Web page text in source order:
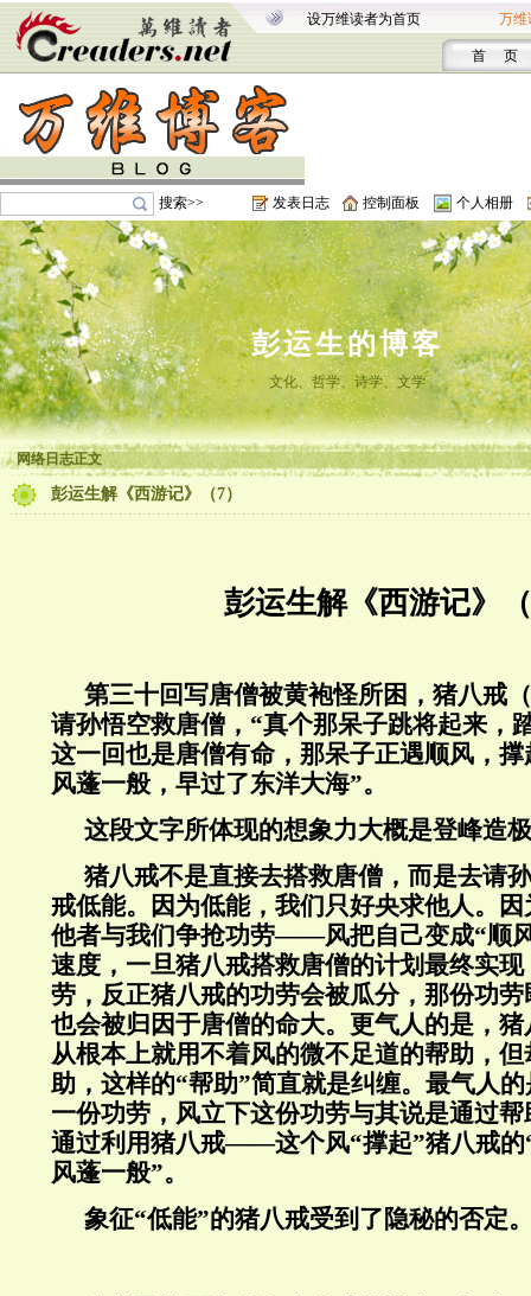
设万维读者为首页 万维
首 页
搜索>> 发表日志 控制面板 个人相册
彭运生的博客
文化、哲学、诗学、文学
网络日志正文
彭运生解《西游记》（7）
彭运生解《西游记》
第三十回写唐僧被黄袍怪所困，猪八戒
请孙悟空救唐僧，“真个那呆子跳将起来，
这一回也是唐僧有命，那呆子正遇顺风，
风蓬一般，早过了东洋大海”。
这段文字所体现的想象力大概是登峰造
猪八戒不是直接去搭救唐僧，而是去请
戒低能。因为低能，我们只好央求他人。
他者与我们争抢功劳——风把自己变成“顺
速度，一旦猪八戒搭救唐僧的计划最终实
劳，反正猪八戒的功劳会被瓜分，那份功
也会被归因于唐僧的命大。更气人的是，
从根本上就用不着风的微不足道的帮助，
助，这样的“帮助”简直就是纠缠。最气人
一份功劳，风立下这份功劳与其说是通过
通过利用猪八戒——这个风“撑起”猪八戒的
风蓬一般”。
象征“低能”的猪八戒受到了隐秘的否定